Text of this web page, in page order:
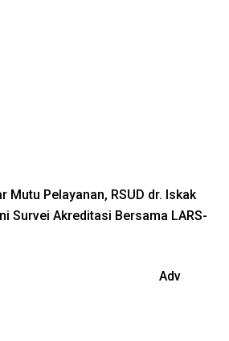
Mutu Pelayanan, RSUD dr. Iskak
Survei Akreditasi Bersama LARS-
Adv